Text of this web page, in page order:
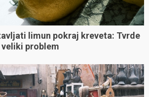
limun pokraj kreveta: Tvrde
problem